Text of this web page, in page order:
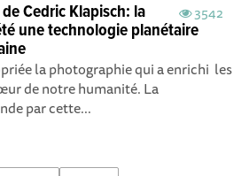
3542
Cedric Klapisch: la
une technologie planétaire
la photographie qui a enrichi les
de notre humanité. La
par cette...